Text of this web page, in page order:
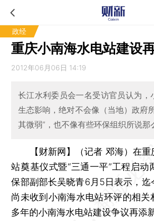
政经
重庆小南海水电站建设
2012年06月06日 14:19
长江水利委员会一名受访官员认为，
生态影响，绝对不会像（当地）政府
其微弱”，也不像有些环保组织所说那
【财新网】（记者 邓海） 在重
站奠基仪式暨“三通一平”工程启动
保部副部长吴晓青6月5日表示，迄
尚未收到小南海水电站环评的相关
多年的小南海水电站建设争议再添